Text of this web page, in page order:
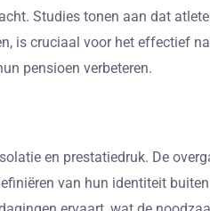
Studies tonen aan dat
is cruciaal voor het effectief
pensioen verbeteren.
en prestatiedruk. De
van hun identiteit